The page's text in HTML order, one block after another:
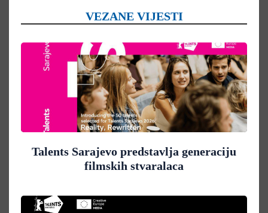
VEZANE VIJESTI
Talents Sarajevo predstavlja generaciju
filmskih stvaralaca